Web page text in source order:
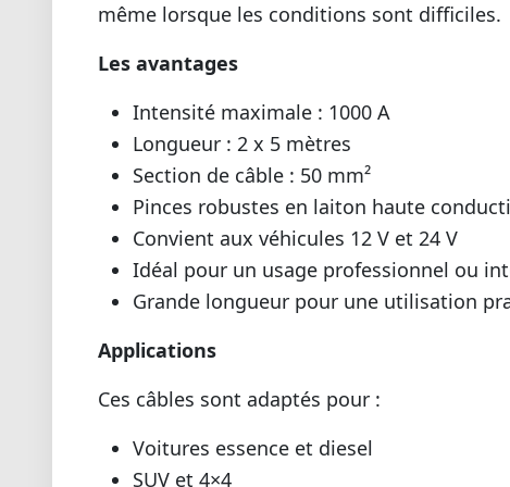
même lorsque les conditions sont difficiles.
Les avantages
Intensité maximale : 1000 A
Longueur : 2 x 5 mètres
Section de câble : 50 mm²
Pinces robustes en laiton haute
Convient aux véhicules 12 V et 24 V
Idéal pour un usage professionnel ou
Grande longueur pour une utilisation
Applications
Ces câbles sont adaptés pour :
Voitures essence et diesel
SUV et 4×4